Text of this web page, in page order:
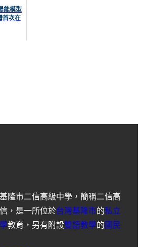
能模型
首次在
隆市二信高級中學 ，簡稱二信高
，是一所位於台灣基隆市的私立
教育，另有附設雙語教學的國民